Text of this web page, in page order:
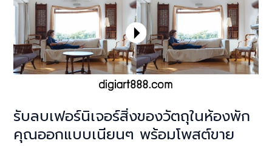
พัก
ผนัง
อาคาร
ลบ
สิ่งของ
ย้อม
สี
รับลบเฟอร์นิเจอร์สิ่งของวัตถุในห้องพัก
คุณออกแบบเนียนๆ พร้อมโพสต์ขาย